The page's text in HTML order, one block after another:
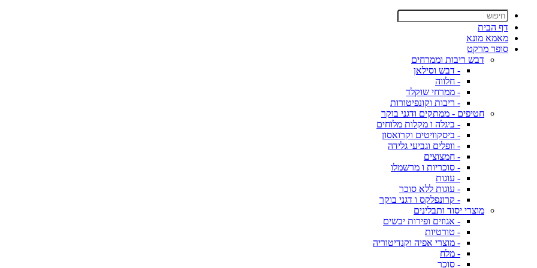
דף הבית
מאמא מונא
סופר מרקט
דבש ריבות וממרחים
- דבש וסילאן
- חלווה
- ממרחי שוקלד
- ריבות וקונפיטורות
חטיפים - ממתקים ודגני בוקר
- ביגלה ו מקלות מלוחים
- ביסקוויטים וקרואסון
- וופלים וגביעי גלידה
- חמצוצים
- סוכריות ו מרשמלו
- עוגות
- עוגות ללא סוכר
- קרונפלקס ו דגני בוקר
מוצרי יסוד ותבלינים
- אגוזים ופירות יבשים
- טורטיות
- מוצרי אפיה וקנדיטוריה
- מלח
- סוכר